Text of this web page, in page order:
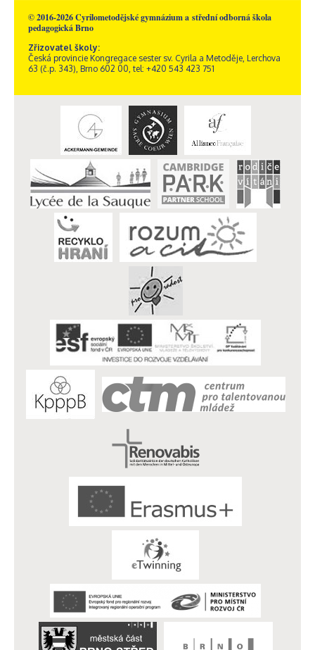
© 2016-2026 Cyrilometodějské gymnázium a střední odborná škola
pedagogická Brno
Zřizovatel školy:
Česká provincie Kongregace sester sv. Cyrila a Metoděje, Lerchova
63 (č.p. 343), Brno 602 00, tel: +420 543 423 751